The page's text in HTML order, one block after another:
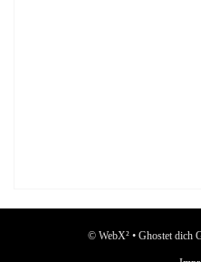
© WebX² • Ghostet dich